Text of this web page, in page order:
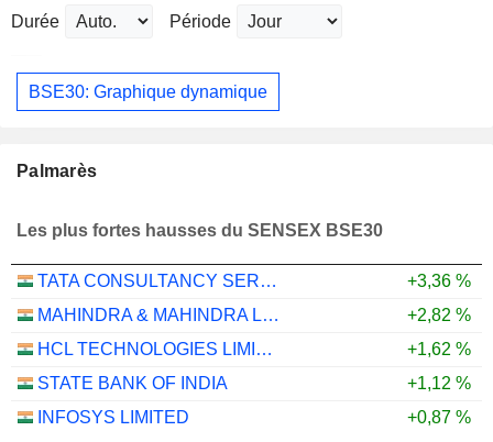
Durée Période
BSE30: Graphique dynamique
Palmarès
Les plus fortes hausses du SENSEX BSE30
TATA CONSULTANCY SERVICES LTD.
+3,36 %
MAHINDRA & MAHINDRA LIMITED
+2,82 %
HCL TECHNOLOGIES LIMITED
+1,62 %
STATE BANK OF INDIA
+1,12 %
INFOSYS LIMITED
+0,87 %